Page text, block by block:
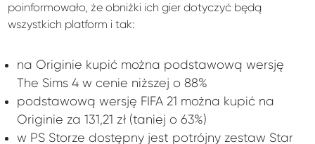
poinformowało, że obniżki ich gier dotyczyć będą
wszystkich platform i tak:
na Originie kupić można podstawową wersję
The Sims 4 w cenie niższej o 88%
podstawową wersję FIFA 21 można kupić na
Originie za 131,21 zł (taniej o 63%)
w PS Storze dostępny jest potrójny zestaw Star